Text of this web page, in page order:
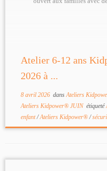
Atelier 6-12 ans
2026 à ...
8 avril 2026dansAteliers
Ateliers Kidpower® JUIN étiqueté
enfant/Ateliers Kidpower®/